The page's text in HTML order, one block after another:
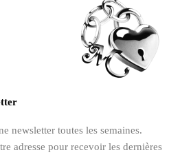
newsletter toutes les semaines.
adresse pour recevoir les dernières